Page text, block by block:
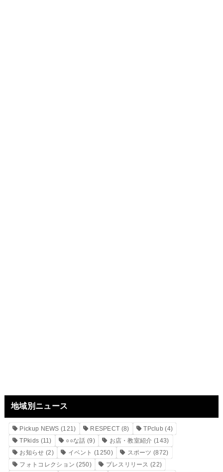
地域別ニュース
Pickup NEWS (121) RESPECT (8) TPclub (4)
TPkids (11) ○○な話 (9) お店・教室紹介 (143)
お知らせ (2) イベント (1250) スポーツ (872)
フォトコレクション (250) プレスリリース (22)